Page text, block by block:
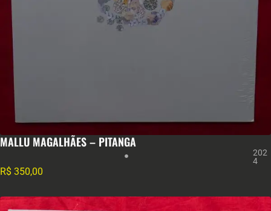
MALLU MAGALHÃES – PITANGA
202
4
R$ 350,00